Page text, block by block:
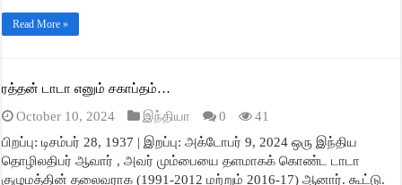
Read More »
ரத்தன் டாடா எனும் சகாப்தம்…
October 10, 2024
இந்தியா 0
41
பிறப்பு: டிசம்பர் 28, 1937 | இறப்பு: அக்டோபர் 9, 2024 ஒரு இந்திய
தொழிலதிபர் ஆவார் , அவர் மும்பையை தளமாகக் கொண்ட டாடா
குழுமத்தின் தலைவராக (1991-2012 மற்றும் 2016-17) ஆனார். கூட்டு.